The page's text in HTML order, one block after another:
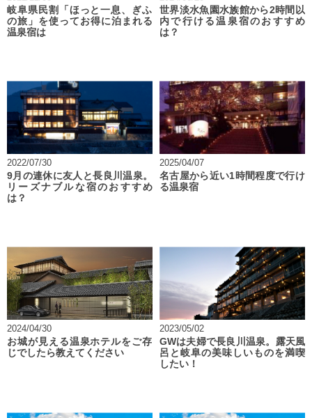
岐阜県民割「ほっと一息、ぎふ
の旅」を使ってお得に泊まれる
温泉宿は
世界淡水魚園水族館から2時間以
内で行ける温泉宿のおすすめ
は？
2022/07/30
9月の連休に友人と長良川温泉。
リーズナブルな宿のおすすめ
は？
2025/04/07
名古屋から近い1時間程度で行け
る温泉宿
2024/04/30
お城が見える温泉ホテルをご存
じでしたら教えてください
2023/05/02
GWは夫婦で長良川温泉。露天風
呂と岐阜の美味しいものを満喫
したい！